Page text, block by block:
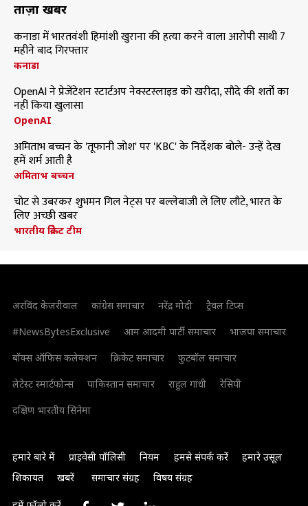
ताज़ा खबरें
कनाडा में भारतवंशी हिमांशी खुराना की हत्या करने वाला आरोपी साथी 7
महीने बाद गिरफ्तार
कनाडा
OpenAI ने प्रेजेंटेशन स्टार्टअप नेक्स्टस्लाइड को खरीदा, सौदे की शर्तों का
नहीं किया खुलासा
OpenAI
अमिताभ बच्चन के 'तूफानी जोश' पर 'KBC' के निर्देशक बोले- उन्हें देख
हमें शर्म आती है
अमिताभ बच्चन
चोट से उबरकर शुभमन गिल नेट्स पर बल्लेबाजी ले लिए लौटे, भारत के
लिए अच्छी खबर
भारतीय क्रिकेट टीम
अरविंद केजरीवाल कांग्रेस समाचार नरेंद्र मोदी
ट्रैवल टिप्स
#NewsBytesExclusive
आम आदमी पार्टी समाचार
भाजपा समाचार
बॉक्स ऑफिस कलेक्शन
क्रिकेट समाचार
फुटबॉल समाचार
लेटेस्ट स्मार्टफोन्स
पाकिस्तान समाचार राहुल गांधी
रेसिपी
दक्षिण भारतीय सिनेमा
हमारे बारे में प्राइवेसी पॉलिसी नियम हमसे संपर्क करें
हमारे उसूल
शिकायत
खबरें समाचार संग्रह विषय संग्रह